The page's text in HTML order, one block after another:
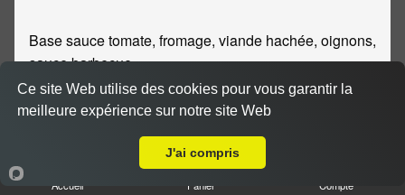
Base sauce tomate, fromage, viande hachée, oignons,
sauce barbecue
Accueil Panier Compte
Ce site Web utilise des cookies pour vous garantir la
meilleure expérience sur notre site Web
J'ai compris